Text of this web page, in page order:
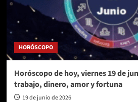
HORÓSCOPO
Horóscopo de hoy, viernes 19 de
trabajo, dinero, amor y fortuna
19 de junio de 2026